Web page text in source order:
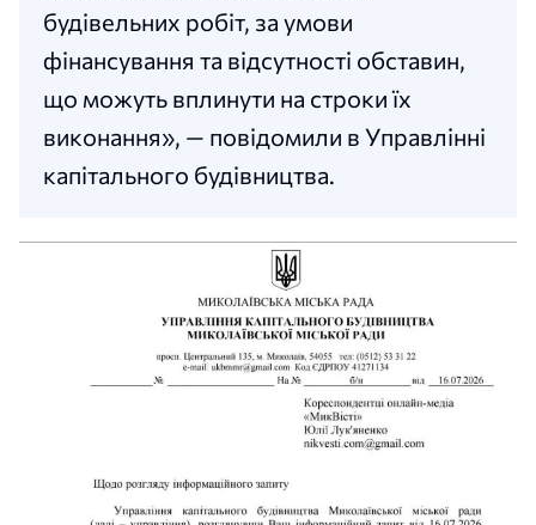
будівельних робіт, за умови
фінансування та відсутності обставин,
що можуть вплинути на строки їх
виконання», — повідомили в Управлінні
капітального будівництва.